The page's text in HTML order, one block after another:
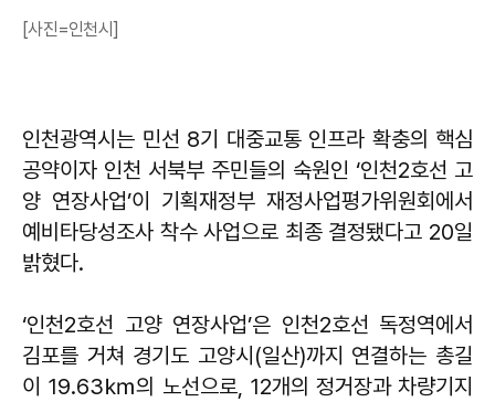
[사진=인천시]
인천광역시는 민선 8기 대중교통 인프라 확충의 핵심
공약이자 인천 서북부 주민들의 숙원인 ‘인천2호선 고
양 연장사업’이 기획재정부 재정사업평가위원회에서
예비타당성조사 착수 사업으로 최종 결정됐다고 20일
밝혔다.
‘인천2호선 고양 연장사업’은 인천2호선 독정역에서
김포를 거쳐 경기도 고양시(일산)까지 연결하는 총길
이 19.63㎞의 노선으로, 12개의 정거장과 차량기지